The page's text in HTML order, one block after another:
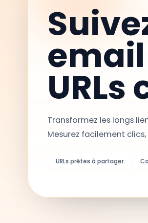
URLs
Transformez les longs
Mesurez facilement
URLs prêtes à partager